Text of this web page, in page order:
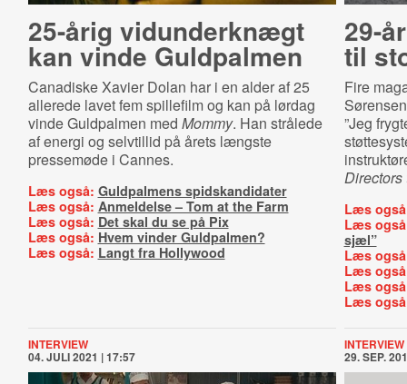
25-årig vidunderknægt
kan vinde Guldpalmen
Canadiske Xavier Dolan har i en alder af 25
allerede lavet fem spillefilm og kan på lørdag
vinde Guldpalmen med Mommy. Han strålede
af energi og selvtillid på årets længste
pressemøde i Cannes.
Læs også: Guldpalmens spidskandidater
Læs også: Anmeldelse – Tom at the Farm
Læs også: Det skal du se på Pix
Læs også: Hvem vinder Guldpalmen?
Læs også: Langt fra Hollywood
29-
til
Fire
”Jeg
Directors
Læs
Læs
sjæl”
Læs
Læs
Læs
Læs
INTERVIEW
04. JULI 2021 | 17:57
INTERVIEW
29. SEP.